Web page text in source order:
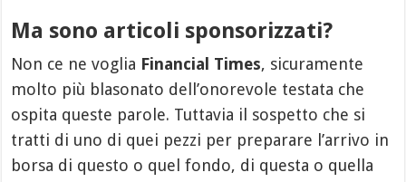
Ma sono articoli sponsorizzati?
Non ce ne voglia Financial Times, sicuramente
molto più blasonato dell’onorevole testata che
ospita queste parole. Tuttavia il sospetto che si
tratti di uno di quei pezzi per preparare l’arrivo in
borsa di questo o quel fondo, di questa o quella